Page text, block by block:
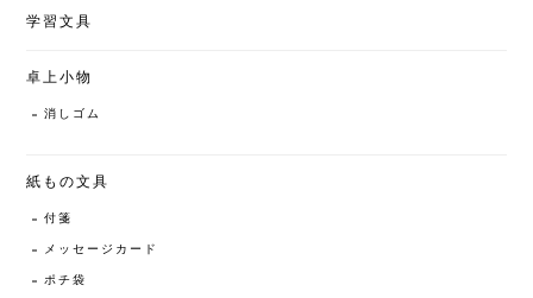
学習文具
卓上小物
消しゴム
紙もの文具
付箋
メッセージカード
ポチ袋